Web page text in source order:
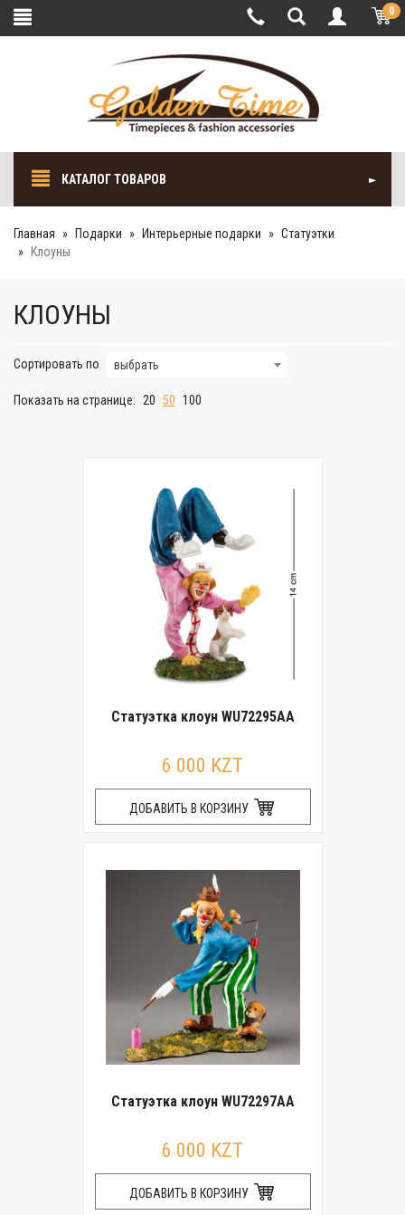
0
КАТАЛОГ ТОВАРОВ
Главная Подарки Интерьерные подарки
Cтатуэтки
Клоуны
КЛОУНЫ
Сортировать по выбрать
Показать на странице: 20 50 100
Статуэтка клоун WU72295AA
6 000 KZT
ДОБАВИТЬ В КОРЗИНУ
Статуэтка клоун WU72297AA
6 000 KZT
ДОБАВИТЬ В КОРЗИНУ